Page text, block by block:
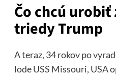
Čo chcú
triedy Trump
A teraz, 34 rokov po
lode USS Missouri, USA